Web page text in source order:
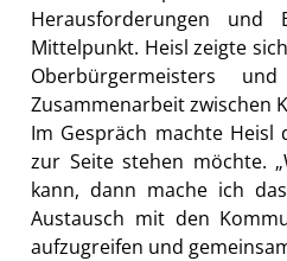
Herausforderungen und
Mittelpunkt. Heisl zeigte
Oberbürgermeisters
Zusammenarbeit zwischen
Im Gespräch machte
zur Seite stehen möchte.
kann, dann mache ich
Austausch mit den
aufzugreifen und